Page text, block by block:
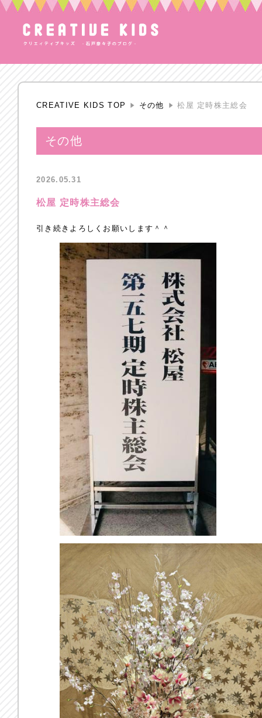
CREATIVE KIDS TOP その他 松屋 定時株主総会
その他
2026.05.31
松屋 定時株主総会
引き続きよろしくお願いします＾＾